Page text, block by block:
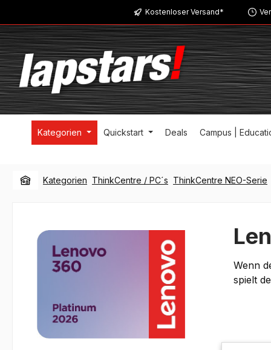
Zur Hauptnavigation springenKostenloser Versand*
Kategorien Quickstart Deals Campus |
Kategorien ThinkCentre / PC´s ThinkCentre NEO-Serie
Wenn
spielt